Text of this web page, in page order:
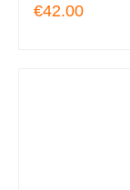
€42.00